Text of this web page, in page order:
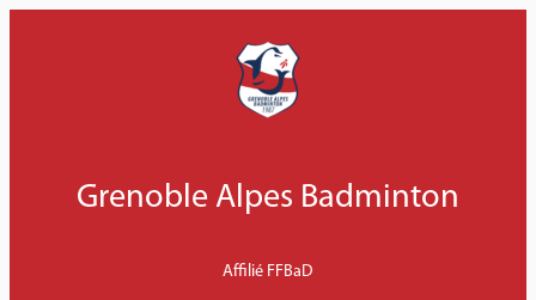
Grenoble Alpes Badminton
Affilié FFBaD